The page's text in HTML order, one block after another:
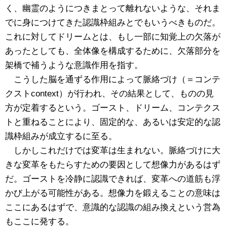
く、幽霊のようにつきまとって離れないような、それま
でに身につけてきた認識枠組みとでもいうべきものだ。
これに対してドリームとは、もし一部に知覚上の欠落が
あったとしても、全体像を構成するために、欠落部分を
架橋で補うような意識作用を指す。
こうした脳を通ずる作用によって脈絡づけ（＝コンテ
クストcontext）が行われ、その結果として、ものの見
方が定着するという。ゴースト、ドリーム、コンテクス
トと重ねることにより、固定的な、あるいは安定的な認
識枠組みが成立するに至る。
しかしこれだけでは変革は生まれない。脈絡づけに大
きな変革をもたらすための要因として想像力があるはず
だ。ゴーストを冷静に認識できれば、変革への道筋も浮
かび上がる可能性がある。想像力を鍛えることの意味は
ここにあるはずで、意識的な認識の組み換えという営為
もここに発する。